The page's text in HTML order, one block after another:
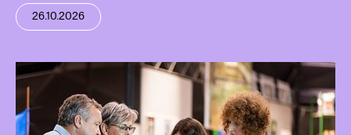
26.10.2026